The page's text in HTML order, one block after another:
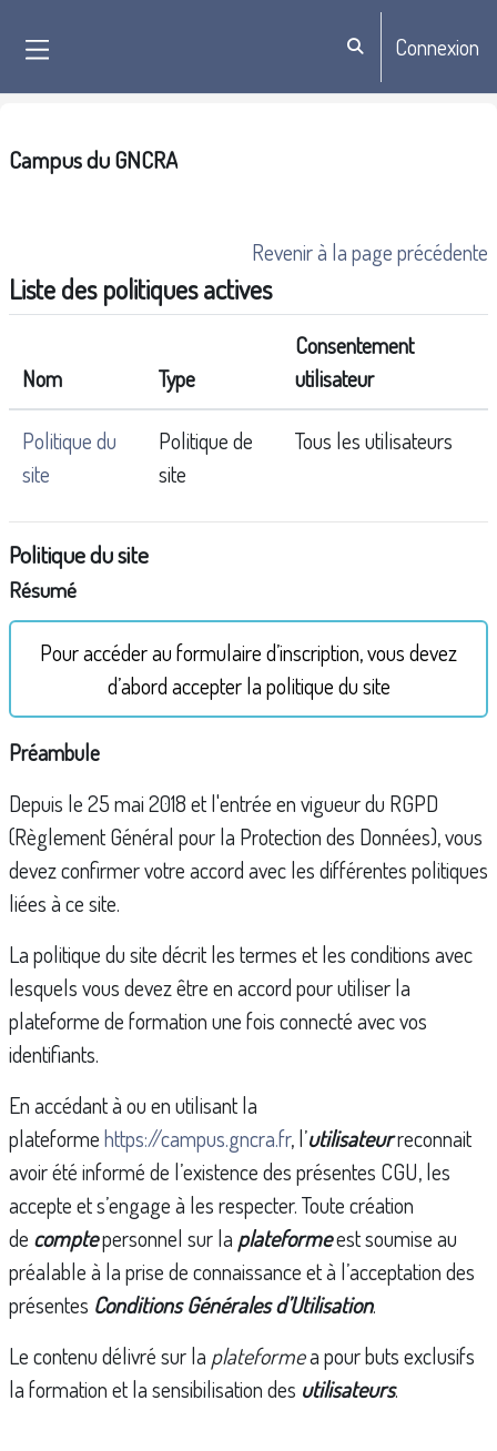
Panneau latéral Activer/désactiver la
Connexion
Campus du GNCRA
Revenir à la page précédente
Liste des politiques actives
Nom Type
Consentement
utilisateur
Politique du
site
Politique de
site
Tous les utilisateurs
Politique du site
Résumé
Pour accéder au formulaire d’inscription, vous devez
d’abord accepter la politique du site
Préambule
Depuis le 25 mai 2018 et l'entrée en vigueur du RGPD
(Règlement Général pour la Protection des Données), vous
devez confirmer votre accord avec les différentes politiques
liées à ce site.
La politique du site décrit les termes et les conditions avec
lesquels vous devez être en accord pour utiliser la
plateforme de formation une fois connecté avec vos
identifiants.
En accédant à ou en utilisant la
plateformehttps://campus.gncra.fr, l’utilisateurreconnait
avoir été informé de l’existence des présentes CGU, les
accepte et s’engage à les respecter. Toute création
de comptepersonnel sur la plateformeest soumise au
préalable à la prise de connaissance et à l’acceptation des
présentes Conditions Générales d’Utilisation.
Le contenu délivré sur la plateformea pour buts exclusifs
la formation et la sensibilisation des utilisateurs.